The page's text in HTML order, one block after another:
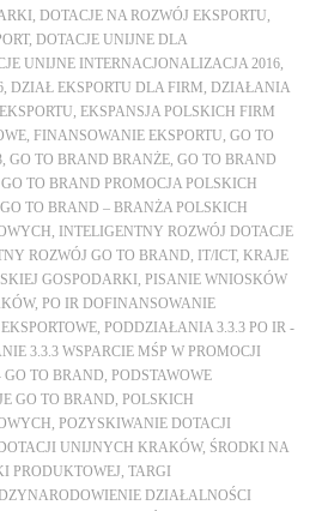
,DOTACJE NA ROZWÓJ EKSPORTU
,DOTACJE UNIJNE DLA
UNIJNE INTERNACJONALIZACJA 2016
,DZIAŁ EKSPORTU DLA FIRM ,DZIAŁANIA
,EKSPANSJA POLSKICH FIRM
,FINANSOWANIE EKSPORTU ,GO TO
,GO TO BRAND BRANŻE ,GO TO BRAND
,GO TO BRAND PROMOCJA POLSKICH
,GO TO BRAND – BRANŻA POLSKICH
INTELIGENTNY ROZWÓJ DOTACJE
ROZWÓJ GO TO BRAND IT/ICT,KRAJE
GOSPODARKI ,PISANIE WNIOSKÓW
,PO IR DOFINANSOWANIE
,PODDZIAŁANIA 3.3.3 PO IR -
3.3.3 WSPARCIE MŚP W PROMOCJI
TO BRAND ,PODSTAWOWE
GO TO BRAND ,POLSKICH
,POZYSKIWANIE DOTACJI
UNIJNYCH KRAKÓW, ŚRODKI NA
PRODUKTOWEJ ,TARGI
DZIAŁALNOŚCI